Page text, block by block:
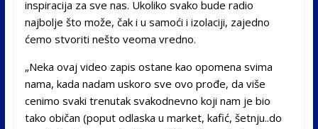
inspiracija za sve nas. Ukoliko svako bude radio
najbolje što može, čak i u samoći i izolaciji, zajedno
ćemo stvoriti nešto veoma vredno.
„Neka ovaj video zapis ostane kao opomena svima
nama, kada nadam uskoro sve ovo prođe, da više
cenimo svaki trenutak svakodnevno koji nam je bio
tako običan (poput odlaska u market, kafić, šetnju..do